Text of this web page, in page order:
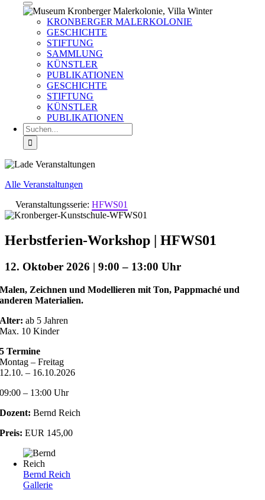
KRONBERGER MALERKOLONIE
GESCHICHTE
STIFTUNG
SAMMLUNG
KÜNSTLER
PUBLIKATIONEN
GESCHICHTE
STIFTUNG
KÜNSTLER
PUBLIKATIONEN
Suche
nach:
Alle Veranstaltungen
Veranstaltungsserie: HFWS01
Herbstferien-Workshop | HFWS01
12. Oktober 2026 | 9:00 – 13:00
Malen, Zeichnen und Modellieren mit Ton, Pappmaché und
anderen Materialien.
Alter: ab 5 Jahren
Max. 10 Kinder
5 Termine
Montag – Freitag
12.10. – 16.10.2026
09:00 – 13:00 Uhr
Dozent: Bernd Reich
Preis: EUR 145,00
Bernd Reich
Gallerie